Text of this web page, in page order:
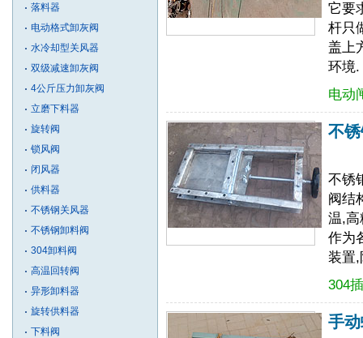
落料器
电动格式卸灰阀
水冷却型关风器
双级减速卸灰阀
4公斤压力卸灰阀
立磨下料器
旋转阀
锁风阀
闭风器
供料器
不锈钢关风器
不锈钢卸料阀
304卸料阀
高温回转阀
异形卸料器
旋转供料器
下料阀
它要
杆只
盖上
环境.
电动
不
不锈
阀结
温,高
作为
装置,
304
手